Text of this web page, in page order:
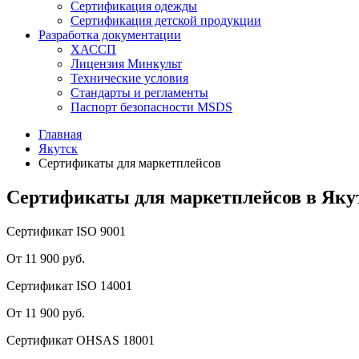
Сертификация одежды
Сертификация детской продукции
Разработка документации
ХАССП
Лицензия Минкульт
Технические условия
Стандарты и регламенты
Паспорт безопасности MSDS
Главная
Якутск
Сертификаты для маркетплейсов
Сертификаты для маркетплейсов в
Сертификат ISO 9001
От 11 900 руб.
Сертификат ISO 14001
От 11 900 руб.
Сертификат OHSAS 18001